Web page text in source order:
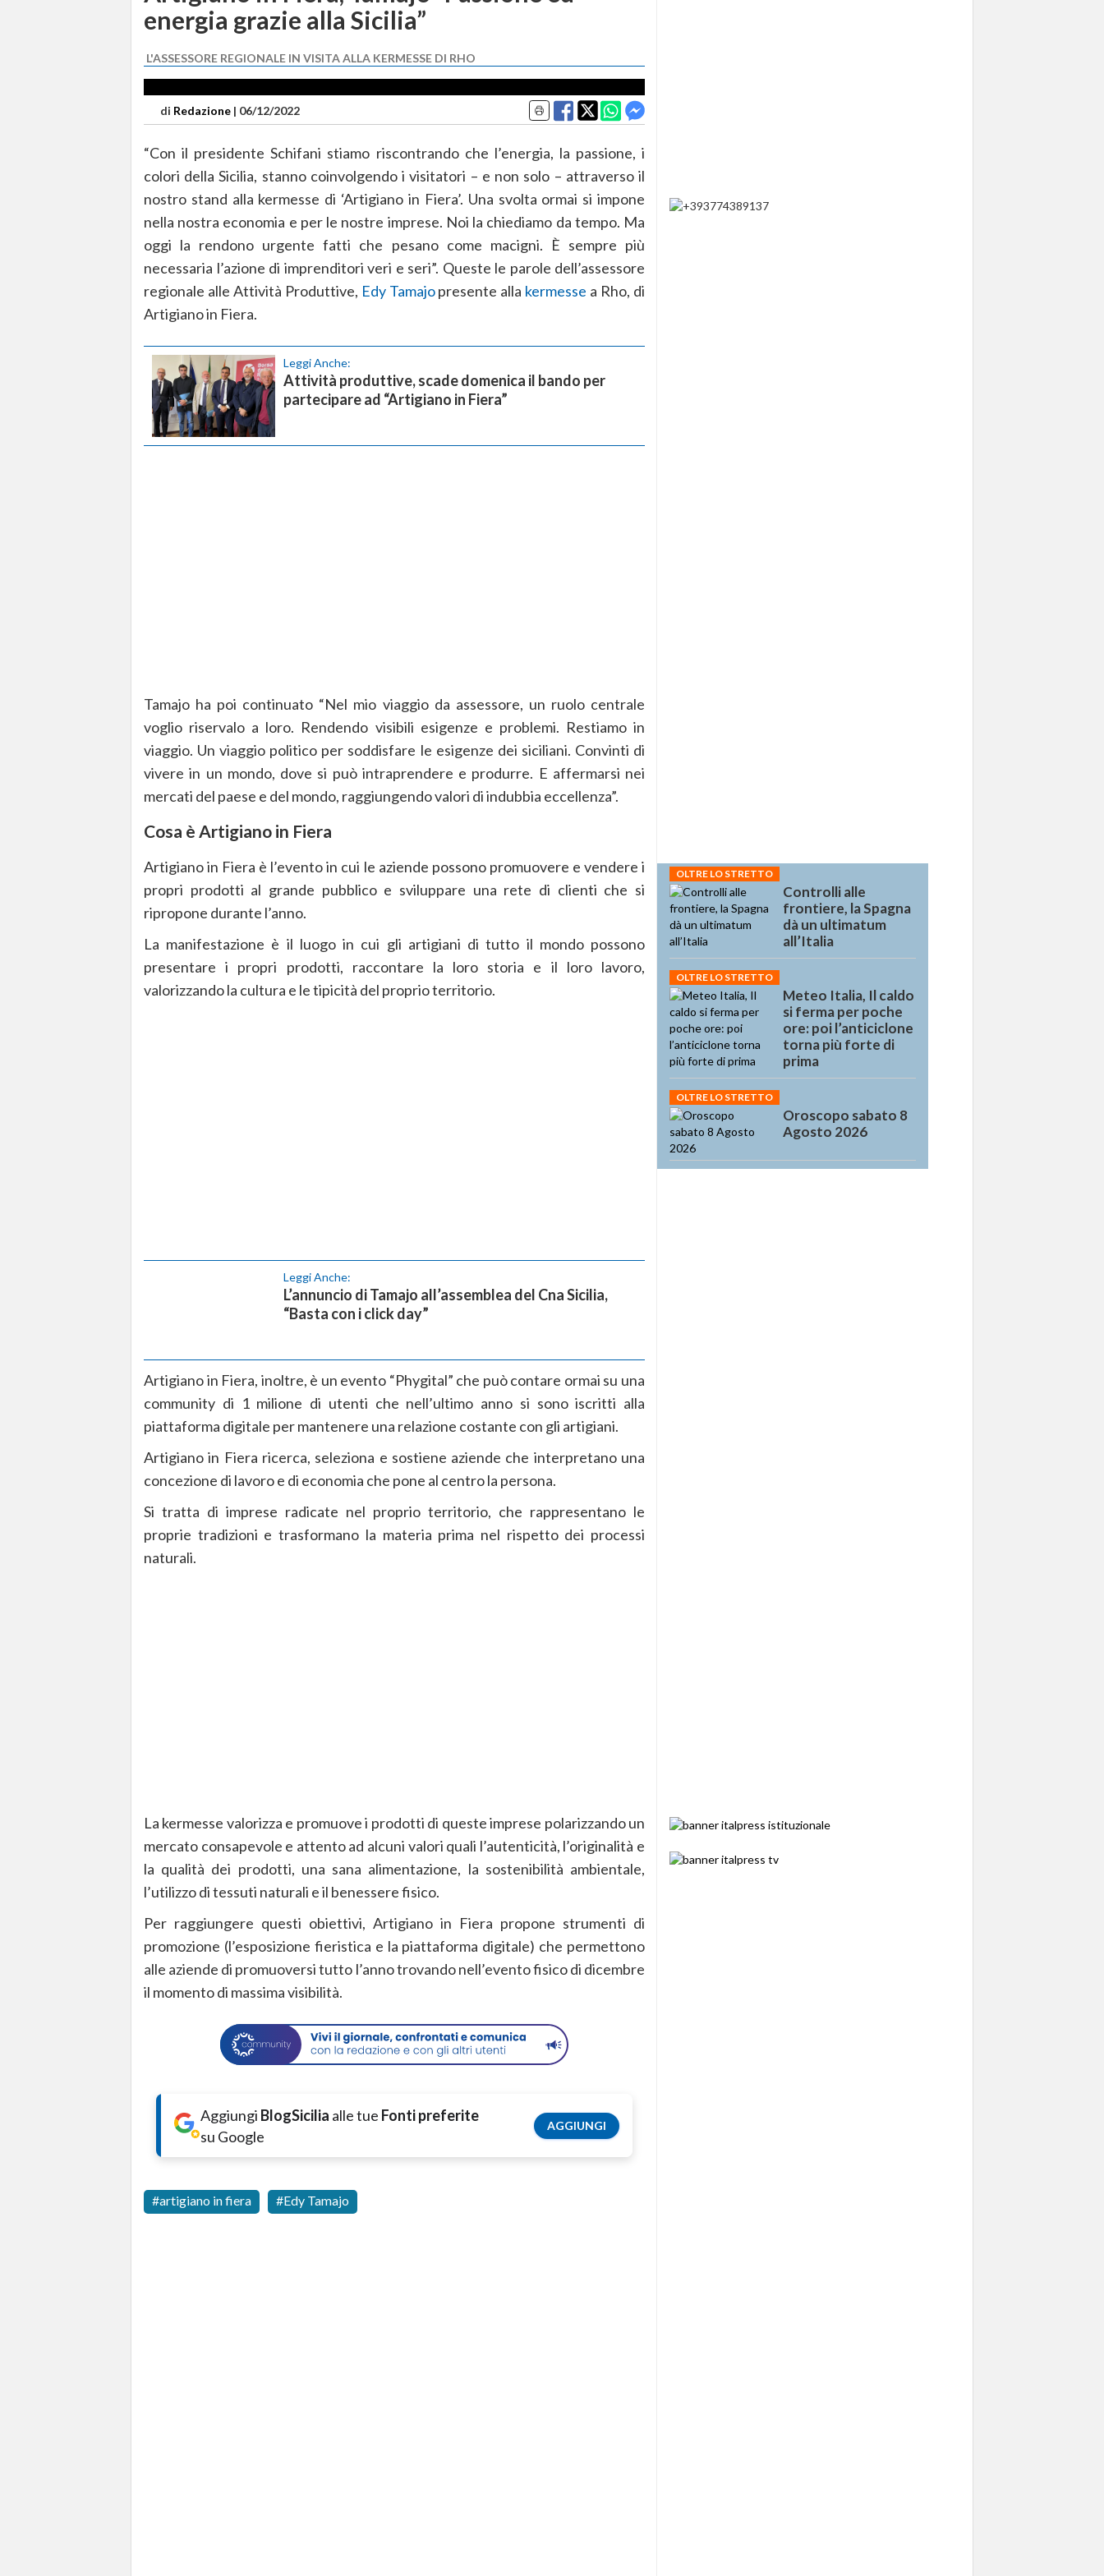
energia grazie alla Sicilia”
L'ASSESSORE REGIONALE IN VISITA ALLA KERMESSE DI RHO
di Redazione | 06/12/2022
“Con il presidente Schifani stiamo riscontrando che l’energia, la passione, i
colori della Sicilia, stanno coinvolgendo i visitatori – e non solo – attraverso il
nostro stand alla kermesse di ‘Artigiano in Fiera’. Una svolta ormai si impone
nella nostra economia e per le nostre imprese. Noi la chiediamo da tempo. Ma
oggi la rendono urgente fatti che pesano come macigni. È sempre più
necessaria l’azione di imprenditori veri e seri”. Queste le parole dell’assessore
regionale alle Attività Produttive, Edy Tamajopresente alla kermesse a Rho, di
Artigiano in Fiera.
Leggi Anche:
Attività produttive, scade domenica il bando per
partecipare ad “Artigiano in Fiera”
Tamajo ha poi continuato “Nel mio viaggio da assessore, un ruolo centrale
voglio riservalo a loro. Rendendo visibili esigenze e problemi. Restiamo in
viaggio. Un viaggio politico per soddisfare le esigenze dei siciliani. Convinti di
vivere in un mondo, dove si può intraprendere e produrre. E affermarsi nei
mercati del paese e del mondo, raggiungendo valori di indubbia eccellenza”.
Cosa è Artigiano in Fiera
Artigiano in Fiera è l’evento in cui le aziende possono promuovere e vendere i
propri prodotti al grande pubblico e sviluppare una rete di clienti che si
ripropone durante l’anno.
La manifestazione è il luogo in cui gli artigiani di tutto il mondo possono
presentare i propri prodotti, raccontare la loro storia e il loro lavoro,
valorizzando la cultura e le tipicità del proprio territorio.
Leggi Anche:
L’annuncio di Tamajo all’assemblea del Cna Sicilia,
“Basta con i click day”
Artigiano in Fiera, inoltre, è un evento “Phygital” che può contare ormai su una
community di 1 milione di utenti che nell’ultimo anno si sono iscritti alla
piattaforma digitale per mantenere una relazione costante con gli artigiani.
Artigiano in Fiera ricerca, seleziona e sostiene aziende che interpretano una
concezione di lavoro e di economia che pone al centro la persona.
Si tratta di imprese radicate nel proprio territorio, che rappresentano le
proprie tradizioni e trasformano la materia prima nel rispetto dei processi
naturali.
La kermesse valorizza e promuove i prodotti di queste imprese polarizzando un
mercato consapevole e attento ad alcuni valori quali l’autenticità, l’originalità e
la qualità dei prodotti, una sana alimentazione, la sostenibilità ambientale,
l’utilizzo di tessuti naturali e il benessere fisico.
Per raggiungere questi obiettivi, Artigiano in Fiera propone strumenti di
promozione (l’esposizione fieristica e la piattaforma digitale) che permettono
alle aziende di promuoversi tutto l’anno trovando nell’evento fisico di dicembre
il momento di massima visibilità.
Aggiungi BlogSicilia alle tue Fonti preferite
su Google
AGGIUNGI
artigiano in fiera Edy Tamajo
OLTRE LO STRETTO
Controlli alle
frontiere, la Spagna
dà un ultimatum
all’Italia
OLTRE LO STRETTO
Meteo Italia, Il caldo
si ferma per poche
ore: poi l’anticiclone
torna più forte di
prima
OLTRE LO STRETTO
Oroscopo sabato 8
Agosto 2026